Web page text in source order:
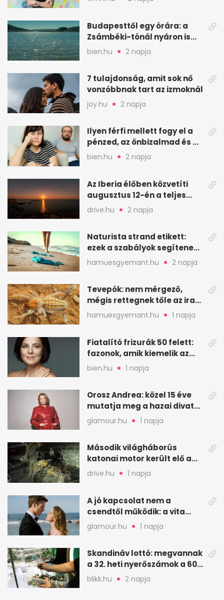
Budapesttől egy órára: a
Zsámbéki-tónál nyáron is
van hely
bien.hu 2 napja
7 tulajdonság, amit sok nő
vonzóbbnak tart az izmoknál
joy.hu 2 napja
Ilyen férfi mellett fogy el a
pénzed, az önbizalmad és a
nyugalmad
bien.hu 2 napja
Az Iberia élőben közvetíti
augusztus 12-én a teljes
napfogyatkozást
drive.hu 2 napja
Naturista strand etikett:
ezek a szabályok segítenek
komfortosan lenni
hamuesgyemant.hu 2 napja
Tevepók: nem mérgező,
mégis rettegnek tőle az iraki
sivatagban
hamuesgyemant.hu 1 napja
Fiatalító frizurák 50 felett:
fazonok, amik kiemelik az
arcodat
bien.hu 1 napja
Orosz Andrea: közel 15 éve
mutatja meg a hazai divat
arcait
glamour.hu 1 napja
Második világháborús
katonai motor került elő a
Dunából a Batthyány térnél
drive.hu 1 napja
A jó kapcsolat nem a
csendtől működik: a vita
néha egészséges jel
glamour.hu 1 napja
Skandináv lottó: megvannak
a 32. heti nyerőszámok a 600
milliós játékhoz
blikk.hu 2 napja